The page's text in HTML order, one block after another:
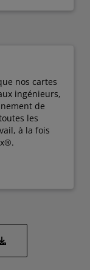
nos cartes
ingénieurs,
de
les
à la fois